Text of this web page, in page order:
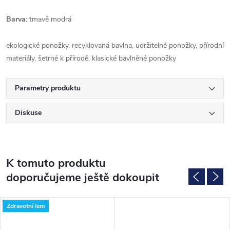
Barva: tmavě modrá
ekologické ponožky, recyklovaná bavlna, udržitelné ponožky, přírodní
materiály, šetrné k přírodě, klasické bavlněné ponožky
Parametry produktu
Diskuse
K tomuto produktu
doporučujeme ještě dokoupit
Zdravotní lem